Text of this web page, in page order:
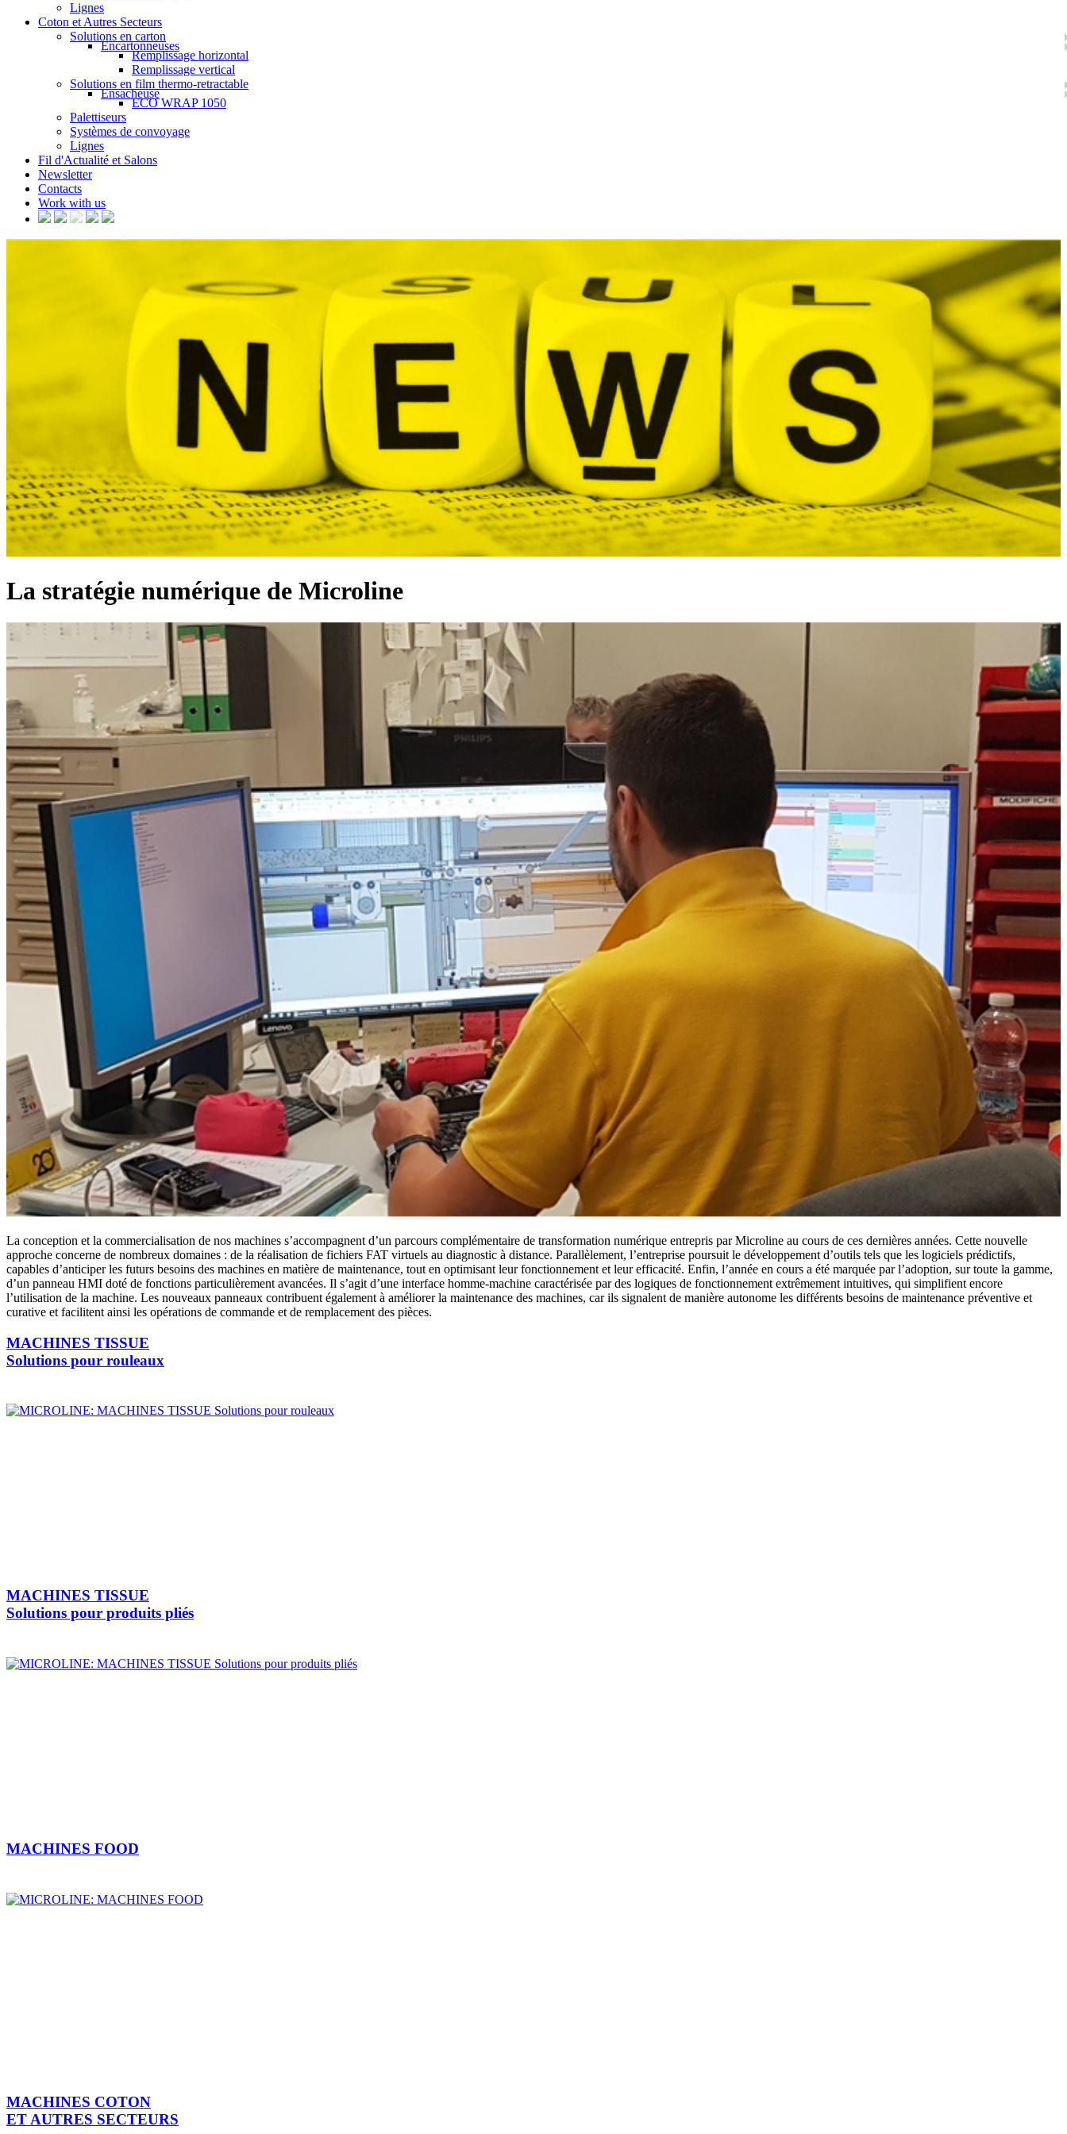
Lignes
Coton et Autres Secteurs
Solutions en carton
Encartonneuses
Remplissage horizontal
Remplissage vertical
Solutions en film thermo-retractable
Ensacheuse
ECO WRAP 1050
Palettiseurs
Systèmes de convoyage
Lignes
Fil d'Actualité et Salons
Newsletter
Contacts
Work with us
La stratégie numérique de Microline
La conception et la commercialisation de nos machines s’accompagnent d’un parcours complémentaire de transformation numérique entrepris par Microline au cours de ces dernières années. Cette nouvelle
approche concerne de nombreux domaines : de la réalisation de fichiers FAT virtuels au diagnostic à distance. Parallèlement, l’entreprise poursuit le développement d’outils tels que les logiciels prédictifs,
capables d’anticiper les futurs besoins des machines en matière de maintenance, tout en optimisant leur fonctionnement et leur efficacité. Enfin, l’année en cours a été marquée par l’adoption, sur toute la gamme,
d’un panneau HMI doté de fonctions particulièrement avancées. Il s’agit d’une interface homme-machine caractérisée par des logiques de fonctionnement extrêmement intuitives, qui simplifient encore
l’utilisation de la machine. Les nouveaux panneaux contribuent également à améliorer la maintenance des machines, car ils signalent de manière autonome les différents besoins de maintenance préventive et
curative et facilitent ainsi les opérations de commande et de remplacement des pièces.
MACHINES TISSUE
Solutions pour rouleaux
MACHINES TISSUE
Solutions pour produits pliés
MACHINES FOOD
MACHINES COTON
ET AUTRES SECTEURS